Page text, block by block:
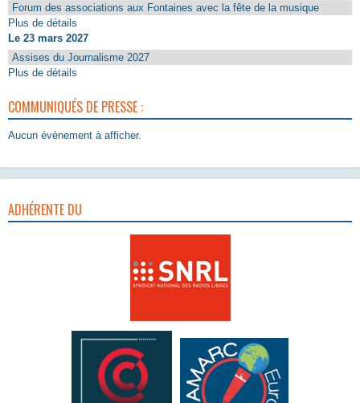
Forum des associations aux Fontaines avec la fête de la musique
Plus de détails
Le 23 mars 2027
Assises du Journalisme 2027
Plus de détails
COMMUNIQUÉS DE PRESSE :
Aucun évènement à afficher.
ADHÉRENTE DU